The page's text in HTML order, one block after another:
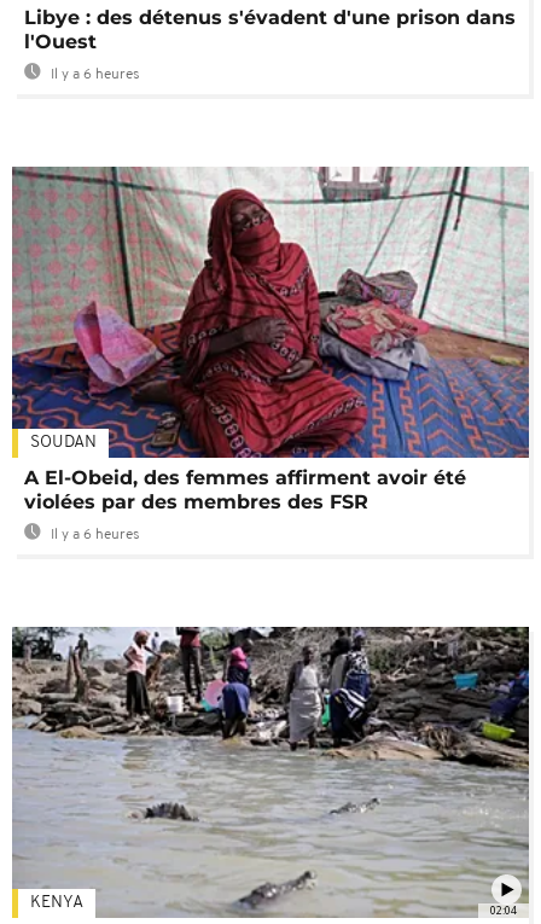
Libye : des détenus s'évadent d'une prison dans
l'Ouest
Il y a 6 heures
SOUDAN
A El-Obeid, des femmes affirment avoir été
violées par des membres des FSR
Il y a 6 heures
02:04
KENYA